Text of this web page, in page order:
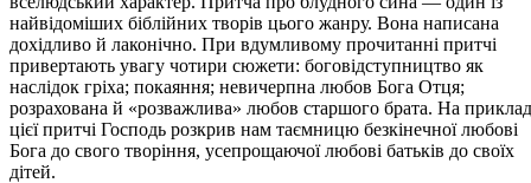
найвідоміших біблійних творів цього жанру. Вона написана
дохідливо й лаконічно. При вдумливому прочитанні притчі
привертають увагу чотири сюжети: боговідступництво як
наслідок гріха; покаяння; невичерпна любов Бога Отця;
розрахована й «розважлива» любов старшого брата. На
цієї притчі Господь розкрив нам таємницю безкінечної любові
Бога до свого творіння, усепрощаючої любові батьків до своїх
дітей.